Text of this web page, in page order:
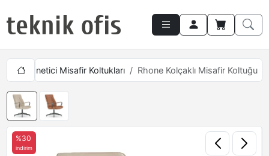
Yönetici Misafir Koltukları Rhone Kolçaklı Misafir Koltuğu
%30
indirim